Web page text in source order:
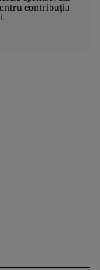
contribuția